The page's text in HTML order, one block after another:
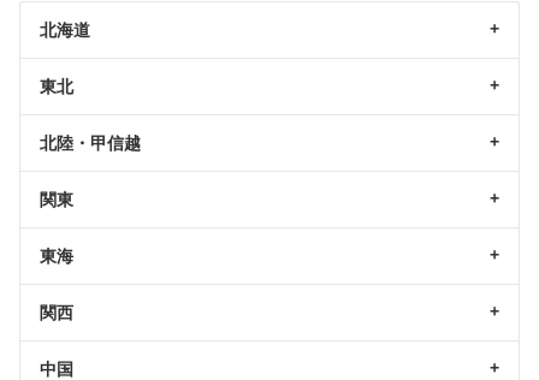
北海道
東北
北陸・甲信越
関東
東海
関西
中国